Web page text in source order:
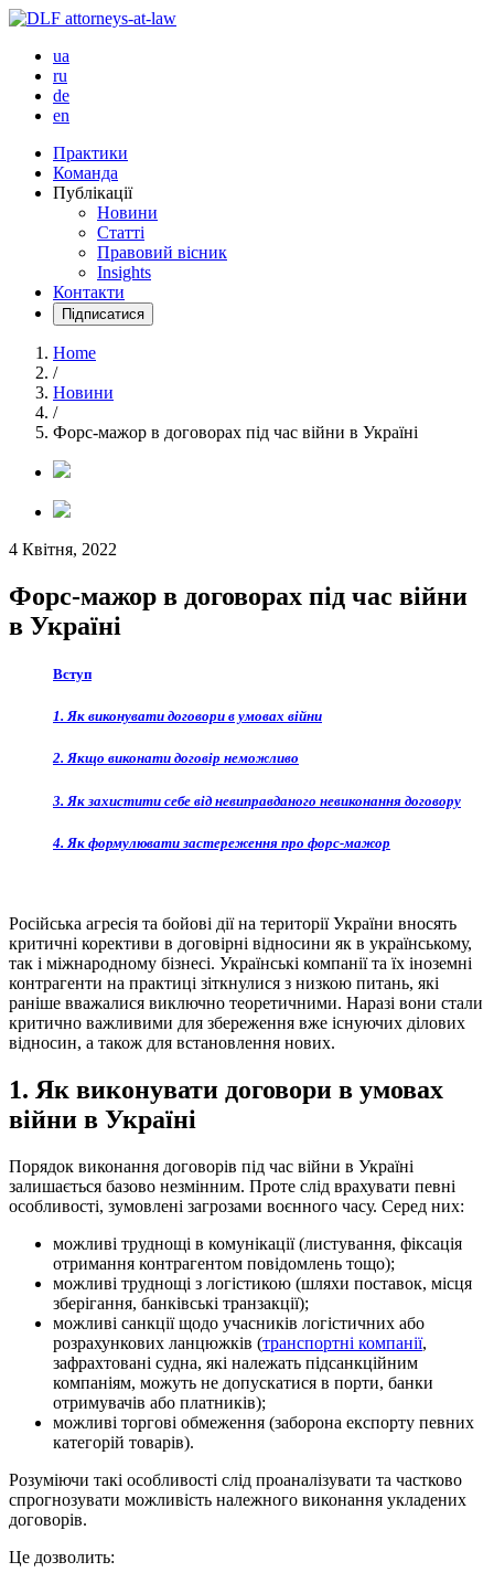
ua
ru
de
en
Практики
Команда
Публікації
Новини
Статті
Правовий вісник
Insights
Контакти
Підписатися
Home
/
Новини
/
Форс-мажор в договорах під час війни в Україні
4 Квітня, 2022
Форс-мажор в договорах під час війни
в Україні
Вступ
1. Як виконувати договори в умовах війни
2. Якщо виконати договір неможливо
3. Як захистити себе від невиправданого невиконання договору
4. Як формулювати застереження про форс-мажор
Російська агресія та бойові дії на території України вносять
критичні корективи в договірні відносини як в українському,
так і міжнародному бізнесі. Українські компанії та їх іноземні
контрагенти на практиці зіткнулися з низкою питань, які
раніше вважалися виключно теоретичними. Наразі вони стали
критично важливими для збереження вже існуючих ділових
відносин, а також для встановлення нових.
1. Як виконувати договори в умовах
війни в Україні
Порядок виконання договорів під час війни в Україні
залишається базово незмінним. Проте слід врахувати певні
особливості, зумовлені загрозами воєнного часу. Серед них:
можливі труднощі в комунікації (листування, фіксація
отримання контрагентом повідомлень тощо);
можливі труднощі з логістикою (шляхи поставок, місця
зберігання, банківські транзакції);
можливі санкції щодо учасників логістичних або
розрахункових ланцюжків (транспортні компанії,
зафрахтовані судна, які належать підсанкційним
компаніям, можуть не допускатися в порти, банки
отримувачів або платників);
можливі торгові обмеження (заборона експорту певних
категорій товарів).
Розуміючи такі особливості слід проаналізувати та частково
спрогнозувати можливість належного виконання укладених
договорів.
Це дозволить: